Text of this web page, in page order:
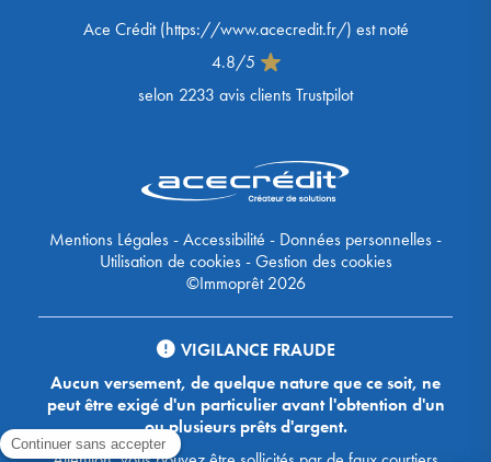
Ace Crédit(https://www.acecredit.fr/) est noté
4.8/5
selon 2233 avis clients Trustpilot
Mentions Légales-Accessibilité - Données personnelles-
Utilisation de cookies-Gestion des cookies
©Immoprêt 2026
VIGILANCE FRAUDE
Aucun versement, de quelque nature que ce soit, ne
peut être exigé d'un particulier avant l'obtention d'un
ou plusieurs prêts d'argent.